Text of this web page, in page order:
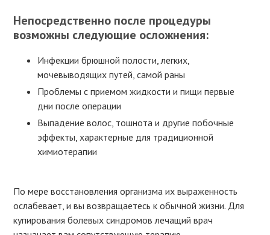
Непосредственно после процедуры
возможны следующие осложнения:
Инфекции брюшной полости, легких,
мочевыводящих путей, самой раны
Проблемы с приемом жидкости и пищи первые
дни после операции
Выпадение волос, тошнота и другие побочные
эффекты, характерные для традиционной
химиотерапии
По мере восстановления организма их выраженность
ослабевает, и вы возвращаетесь к обычной жизни. Для
купирования болевых синдромов лечащий врач